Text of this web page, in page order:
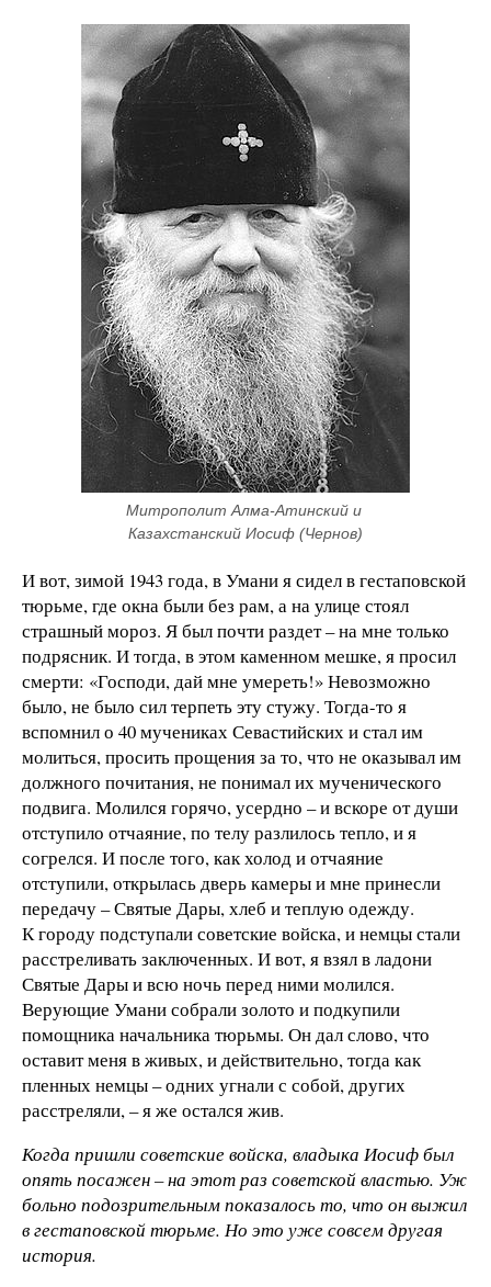
Митрополит Алма-Атинский и
Казахстанский Иосиф (Чернов)
И вот, зимой 1943 года, в Умани я сидел в гестаповской
тюрьме, где окна были без рам, а на улице стоял
страшный мороз. Я был почти раздет – на мне только
подрясник. И тогда, в этом каменном мешке, я просил
смерти: «Господи, дай мне умереть!» Невозможно
было, не было сил терпеть эту стужу. Тогда-то я
вспомнил о 40 мучениках Севастийских и стал им
молиться, просить прощения за то, что не оказывал им
должного почитания, не понимал их мученического
подвига. Молился горячо, усердно – и вскоре от души
отступило отчаяние, по телу разлилось тепло, и я
согрелся. И после того, как холод и отчаяние
отступили, открылась дверь камеры и мне принесли
передачу – Святые Дары, хлеб и теплую одежду.
К городу подступали советские войска, и немцы стали
расстреливать заключенных. И вот, я взял в ладони
Святые Дары и всю ночь перед ними молился.
Верующие Умани собрали золото и подкупили
помощника начальника тюрьмы. Он дал слово, что
оставит меня в живых, и действительно, тогда как
пленных немцы – одних угнали с собой, других
расстреляли, – я же остался жив.
Когда пришли советские войска, владыка Иосиф был
опять посажен – на этот раз советской властью. Уж
больно подозрительным показалось то, что он выжил
в гестаповской тюрьме. Но это уже совсем другая
история.